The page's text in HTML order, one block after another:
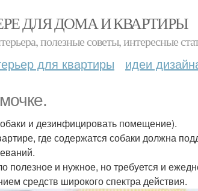
ДЛЯ ДОМА И КВАРТИРЫ
полезные советы, интересные
для квартиры идеи
и дезинфицировать помещение).
где содержатся собаки должна
полезное и нужное, но требуется и
средств широкого спектра действия.